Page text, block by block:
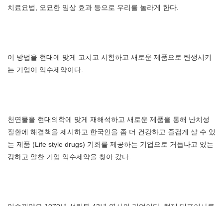
치료요법, 오묘한 임상 효과 등으로 우리를 놀라게 한다.
이 방법을 현대에 맞게 고치고 시험하고 새로운 제품으로 탄생시키
는 기업이 익수제약이다.
천연물을 현대의학에 맞게 재해석하고 새로운 제품을 통해 난치성
질환에 해결책을 제시하고 한국인을 좀 더 건강하고 즐겁게 살 수 있
는 제품 (Life style drugs) 기회를 제공하는 기업으로 거듭나고 있는
강하고 알찬 기업 익수제약을 찾아 갔다.